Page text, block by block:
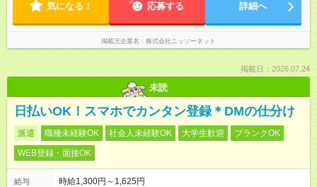
気になる！ 応募する 詳細へ
掲載元企業名 株式会社ニッソーネット
掲載日：2026.07.24
未読
日払いOK！スマホでカンタン登録＊DMの仕分け
派遣 職種未経験OK 社会人未経験OK 大学生歓迎
ブランクOK
WEB登録・面接OK
給与
時給1,300円～1,625円